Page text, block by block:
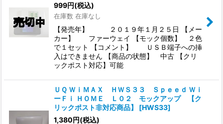
999円(税込)
在庫数 在庫なし
【発売年】 ２０１９年１月２５日 【メー
カー】 ファーウェイ 【モック個数】 ２色
で１セット 【コメント】 ＵＳＢ端子への挿
入はできません 【商品の状態】 中古 【クリ
ックポスト対応】可能
ＵＱ ＷｉＭＡＸ ＨＷＳ３３ Ｓｐｅｅｄ Ｗｉ
ーＦｉ ＨＯＭＥ Ｌ０２ モックアップ 【ク
リックポスト非対応商品】
[HWS33]
1,380円(税込)